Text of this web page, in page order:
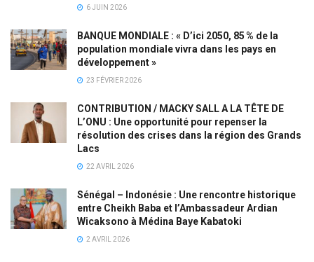
6 JUIN 2026
BANQUE MONDIALE : « D’ici 2050, 85 % de la
population mondiale vivra dans les pays en
développement »
23 FÉVRIER 2026
CONTRIBUTION / MACKY SALL A LA TÊTE DE
L’ONU : Une opportunité pour repenser la
résolution des crises dans la région des Grands
Lacs
22 AVRIL 2026
Sénégal – Indonésie : Une rencontre historique
entre Cheikh Baba et l’Ambassadeur Ardian
Wicaksono à Médina Baye Kabatoki
2 AVRIL 2026